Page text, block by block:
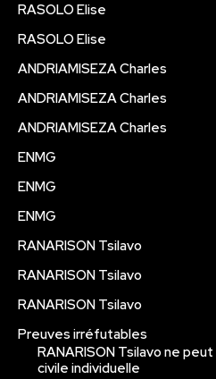
RASOLO Elise
RASOLO Elise
ANDRIAMISEZA Charles
ANDRIAMISEZA Charles
ANDRIAMISEZA Charles
ENMG
ENMG
ENMG
RANARISON Tsilavo
RANARISON Tsilavo
RANARISON Tsilavo
Preuves irréfutables
RANARISON Tsilavo ne
civile individuelle